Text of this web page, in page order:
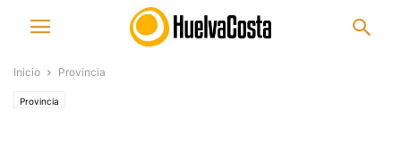
Inicio Provincia
Provincia